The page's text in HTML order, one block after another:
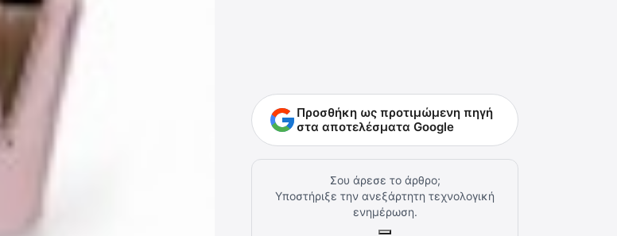
Προσθήκη ως προτιμώμενη πηγή
στα αποτελέσματα Google
Σου άρεσε το άρθρο;
Υποστήριξε την ανεξάρτητη τεχνολογική
ενημέρωση.